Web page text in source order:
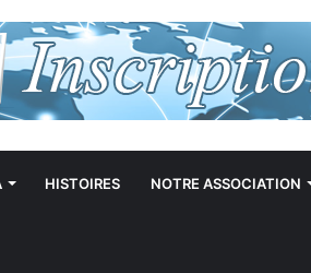
HISTOIRES NOTRE ASSOCIATION